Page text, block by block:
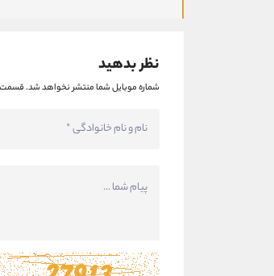
نظر بدهید
شماره موبایل شما منتشر نخواهد شد.قسمت